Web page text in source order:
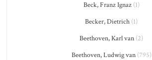
Beck, Franz Ignaz(1)
Becker, Dietrich (1)
Beethoven, Karl van (2)
Beethoven, Ludwig van(795)